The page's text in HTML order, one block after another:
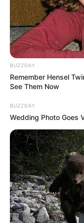
ΝΑ ΓΙΝΕΙ. ΑΥΤΟ ΤΟ
ΝΑ ΗΡΘΕ ΛΙΓΟ
BUZZDAY
Remember Hensel
See Them Now
BUZZDAY
Wedding Photo Goes